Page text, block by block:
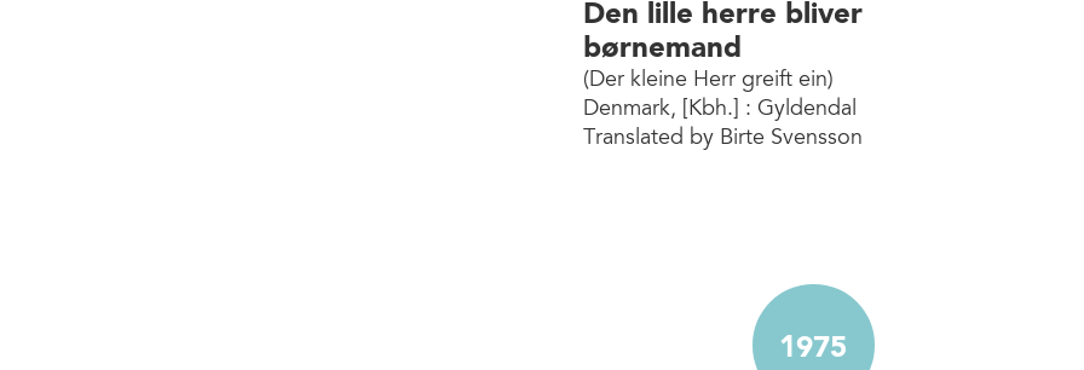
Den lille herre bliver
børnemand
(Der kleine Herr greift ein)
Denmark, [Kbh.] : Gyldendal
Translated by Birte Svensson
1975